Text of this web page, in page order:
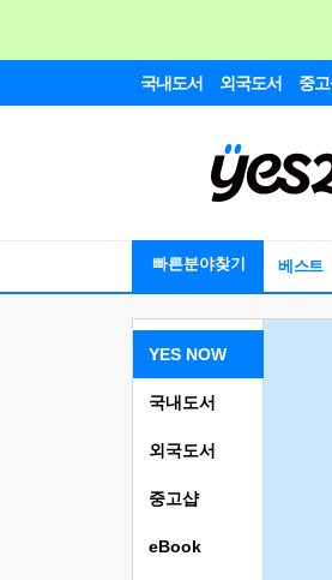
국내도서 외국도서 중
빠른분야찾기 베스트
YES NOW
국내도서
외국도서
중고샵
eBook